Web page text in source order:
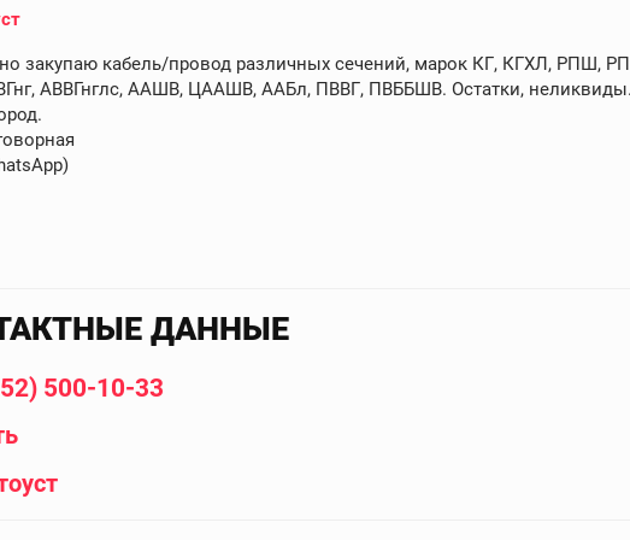
закупаю кабель/провод различных сечений, марок КГ, КГХЛ, РПШ,
АВВГнглс, ААШВ, ЦААШВ, ААБл, ПВВГ, ПВББШВ. Остатки,
ДАННЫЕ
500-10-33